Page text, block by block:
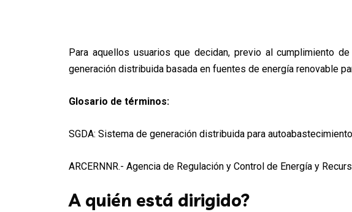
Para aquellos usuarios que decidan, previo al cumplimiento
generación distribuida basada en fuentes de energía renovable
Glosario de términos:
SGDA: Sistema de generación distribuida para
ARCERNNR.- Agencia de Regulación y Control de Energía y
A quién está dirigido?